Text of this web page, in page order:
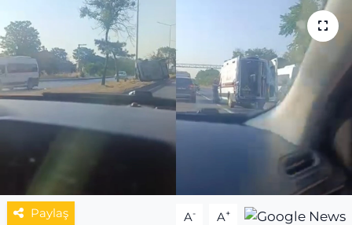
Paylaş A- A+
SPOR
MAGAZİN
ESKİŞEHİRSPOR